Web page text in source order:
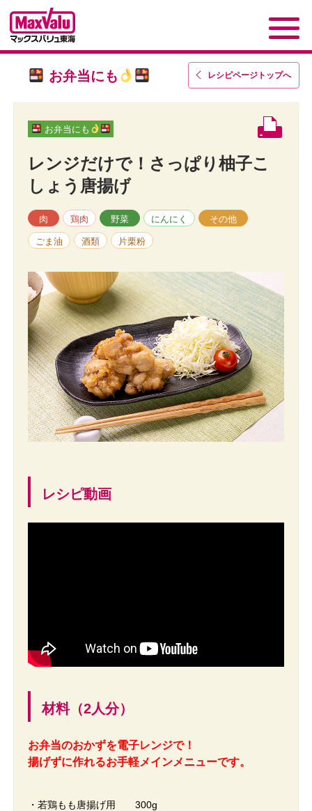
レシピページトップへ
お弁当にも
お弁当にも
レンジだけで！さっぱり柚子こ
しょう唐揚げ
肉 鶏肉 野菜 にんにく その他
ごま油 酒類 片栗粉
レシピ動画
材料（2人分）
お弁当のおかずを電子レンジで！
揚げずに作れるお手軽メインメニューです。
・若鶏もも唐揚げ用 300g